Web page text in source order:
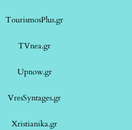
TourismosPlus.gr
TVnea.gr
Upnow.gr
VresSyntages.gr
Xristianika.gr